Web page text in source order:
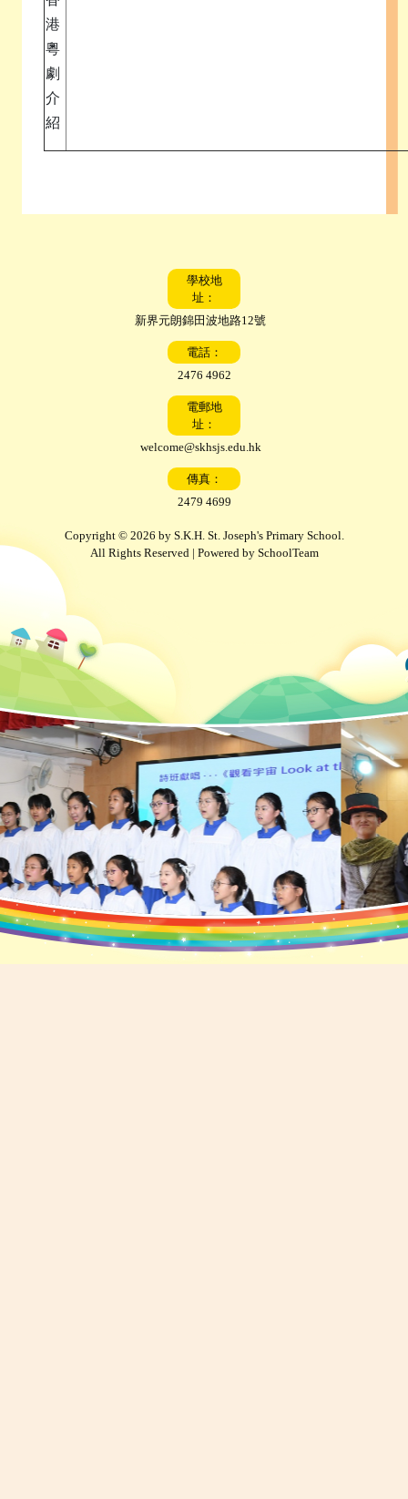
港
粵
劇
介
紹
學校地
址：
新界元朗錦田波地路12號
電話：
2476 4962
電郵地
址：
welcome@skhsjs.edu.hk
傳真：
2479 4699
Copyright © 2026 by S.K.H. St. Joseph's Primary School.
All Rights Reserved | Powered by SchoolTeam